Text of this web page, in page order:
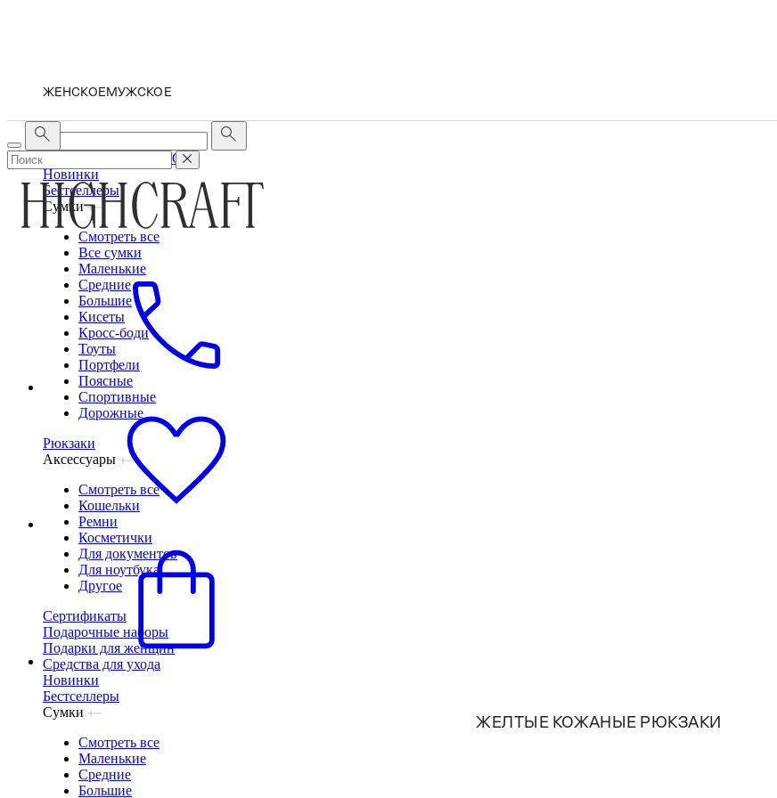
ЖЕНСКОЕ МУЖСКОЕ
МУЖСКОЕ
Новинки
Бестселлеры
Сумки
Смотреть все
Все сумки
Маленькие
Средние
Большие
Кисеты
Кросс-боди
Тоуты
Портфели
Поясные
Спортивные
Дорожные
Рюкзаки
Аксессуары
Смотреть все
Кошельки
Ремни
Косметички
Для документов
Для ноутбука
Другое
Сертификаты
Подарочные наборы
Подарки для женщин
Средства для ухода
Новинки
Бестселлеры
Сумки
Смотреть все
Маленькие
Средние
Большие
ЖЕЛТЫЕ КОЖАНЫЕ РЮКЗАКИ